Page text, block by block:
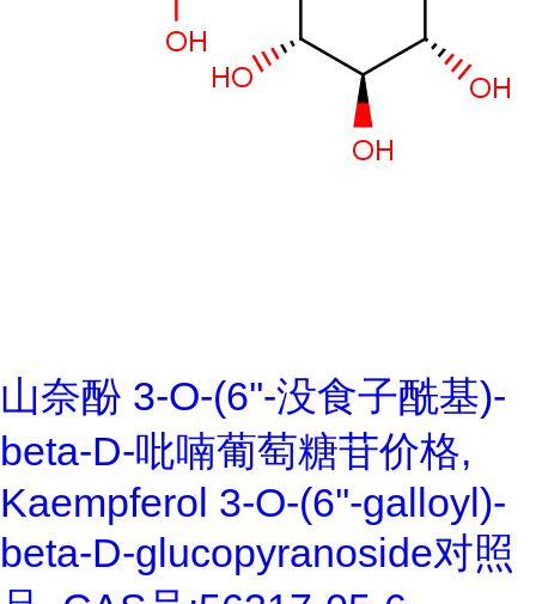
山奈酚 3-O-(6''-没食子酰基)-
beta-D-吡喃葡萄糖苷价格,
Kaempferol 3-O-(6''-galloyl)-
beta-D-glucopyranoside对照